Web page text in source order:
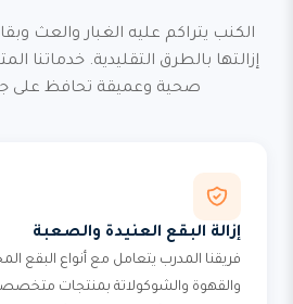
الكنب يتراكم عليه الغبار والعث
إزالتها بالطرق التقليدية.
صحية وعميقة تحافظ على
إزالة البقع العنيدة والصعبة
فريقنا المدرب يتعامل مع أنواع البقع
والقهوة والشوكولاتة بمنتجات